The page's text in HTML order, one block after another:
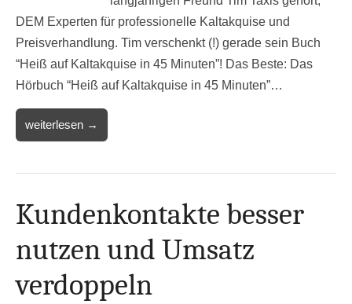
DEM Experten für professionelle Kaltakquise und
Preisverhandlung. Tim verschenkt (!) gerade sein Buch
“Heiß auf Kaltakquise in 45 Minuten”! Das Beste: Das
Hörbuch “Heiß auf Kaltakquise in 45 Minuten”…
weiterlesen →
Kundenkontakte besser
nutzen und Umsatz
verdoppeln